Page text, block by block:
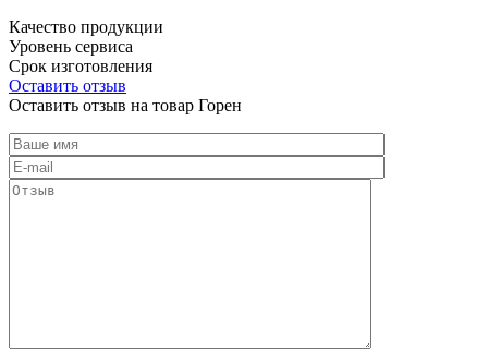
Качество продукции
Уровень сервиса
Срок изготовления
Оставить отзыв
Оставить отзыв на товар Горен